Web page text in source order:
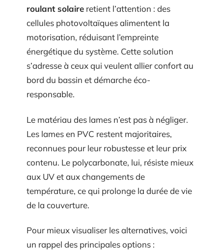
roulant solaire retient l’attention : des
cellules photovoltaïques alimentent la
motorisation, réduisant l’empreinte
énergétique du système. Cette solution
s’adresse à ceux qui veulent allier confort au
bord du bassin et démarche éco-
responsable.
Le matériau des lames n’est pas à négliger.
Les lames en PVC restent majoritaires,
reconnues pour leur robustesse et leur prix
contenu. Le polycarbonate, lui, résiste mieux
aux UV et aux changements de
température, ce qui prolonge la durée de vie
de la couverture.
Pour mieux visualiser les alternatives, voici
un rappel des principales options :